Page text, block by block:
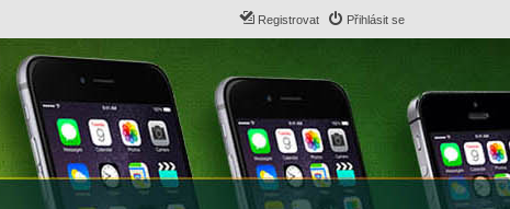
Přihlásit se
Registrovat